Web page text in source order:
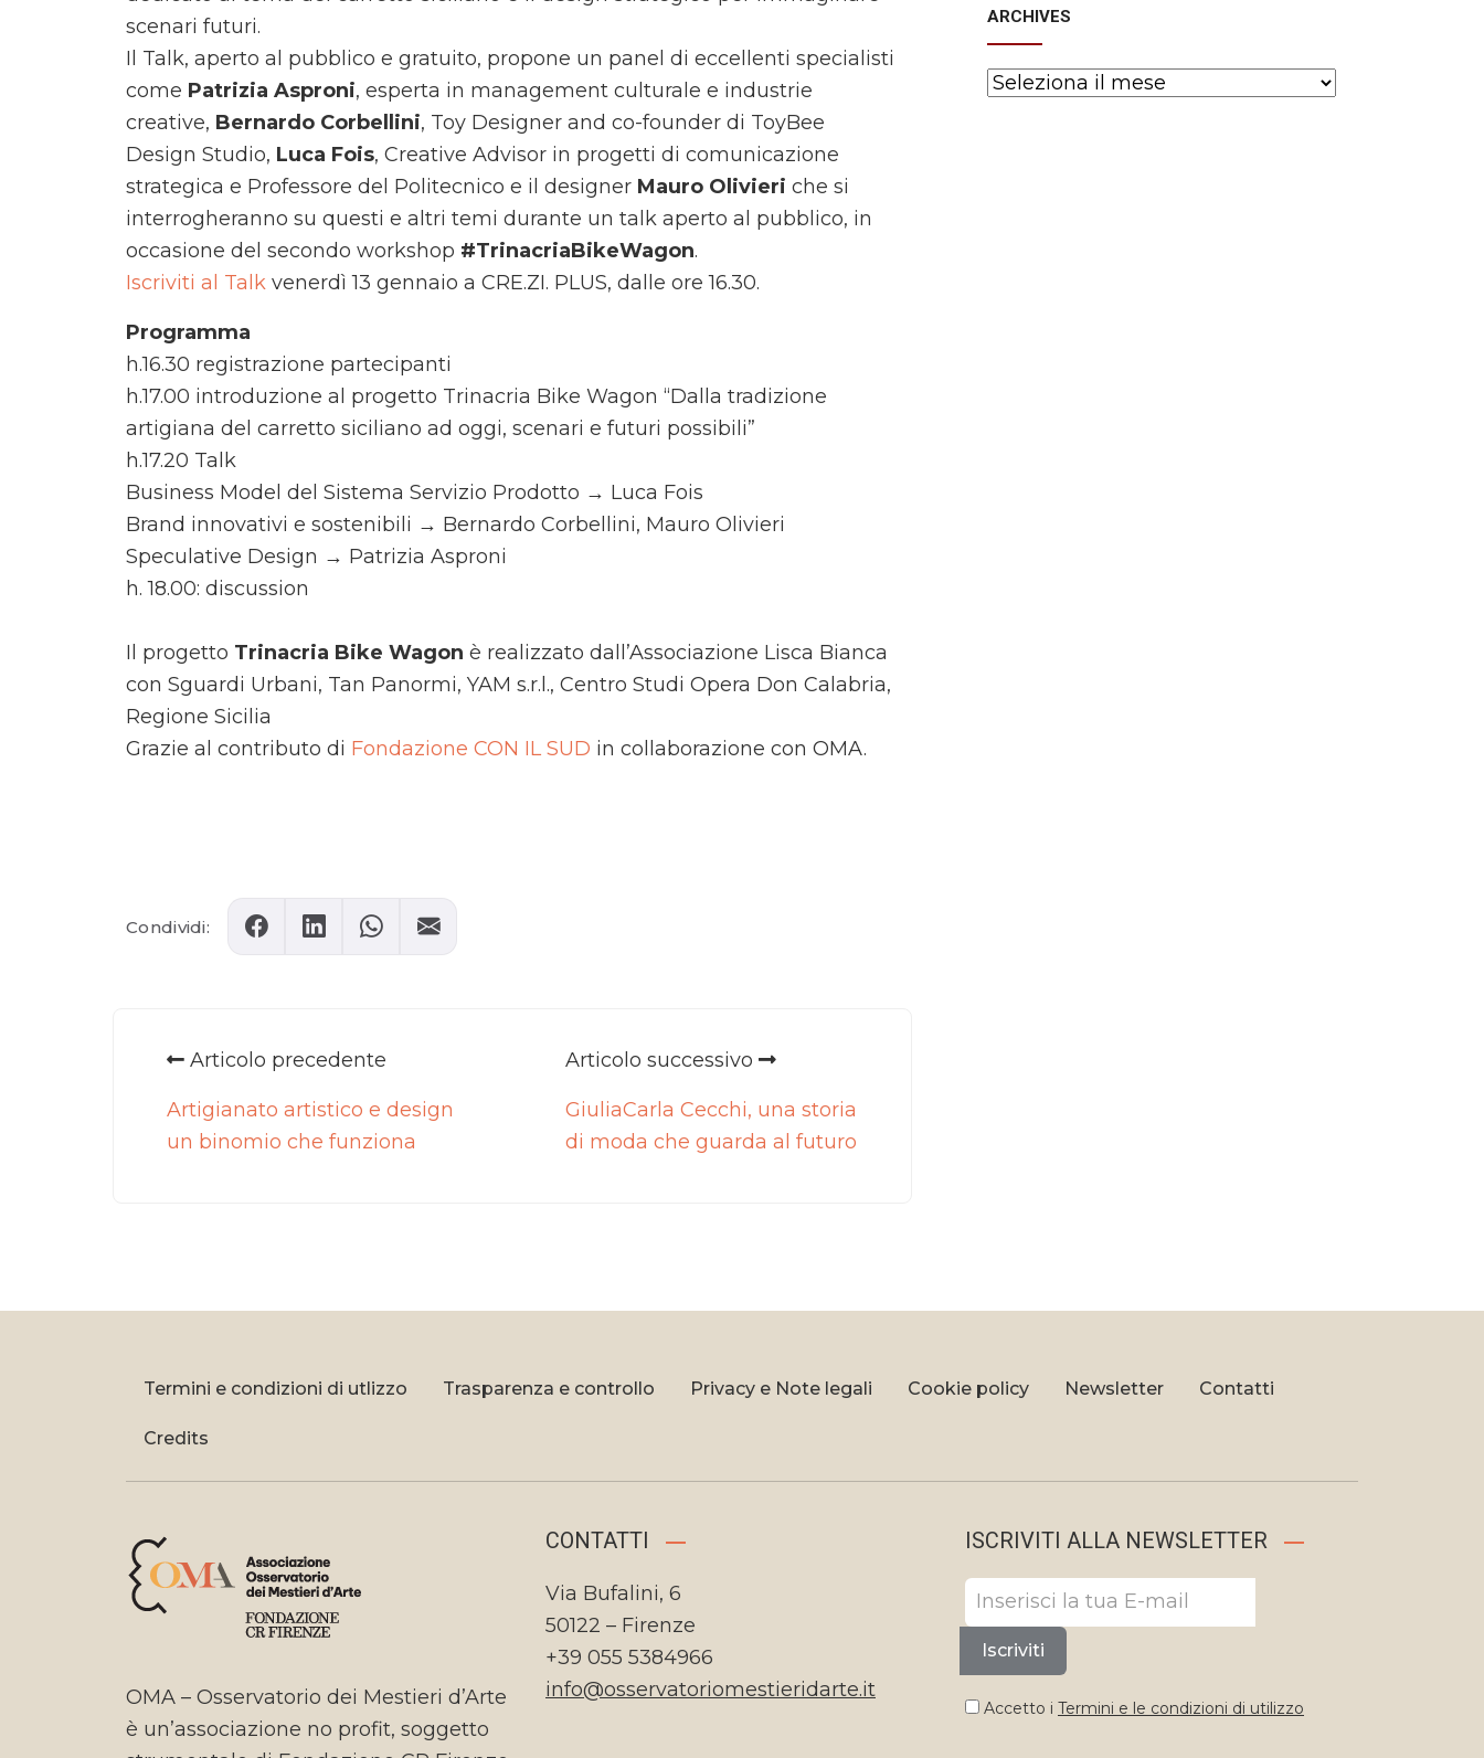
scenari futuri.
Il Talk, aperto al pubblico e gratuito, propone un panel di eccellenti specialisti
come Patrizia Asproni, esperta in management culturale e industrie
creative, Bernardo Corbellini, Toy Designer and co-founder di ToyBee
Design Studio, Luca Fois, Creative Advisor in progetti di comunicazione
strategica e Professore del Politecnico e il designer Mauro Olivieri che si
interrogheranno su questi e altri temi durante un talk aperto al pubblico, in
occasione del secondo workshop #TrinacriaBikeWagon.
Iscriviti al Talk venerdì 13 gennaio a CRE.ZI. PLUS, dalle ore 16.30.
Programma
h.16.30 registrazione partecipanti
h.17.00 introduzione al progetto Trinacria Bike Wagon “Dalla tradizione
artigiana del carretto siciliano ad oggi, scenari e futuri possibili”
h.17.20 Talk
Business Model del Sistema Servizio Prodotto → Luca Fois
Brand innovativi e sostenibili → Bernardo Corbellini, Mauro Olivieri
Speculative Design → Patrizia Asproni
h. 18.00: discussion
Il progetto Trinacria Bike Wagon è realizzato dall’Associazione Lisca Bianca
con Sguardi Urbani, Tan Panormi, YAM s.r.l., Centro Studi Opera Don Calabria,
Regione Sicilia
Grazie al contributo di Fondazione CON IL SUD in collaborazione con OMA.
Condividi:
Articolo precedente
Artigianato artistico e design
un binomio che funziona
Articolo successivo
GiuliaCarla Cecchi, una storia
di moda che guarda al futuro
ARCHIVES
Archives
Termini e condizioni di utlizzo Trasparenza e controllo Privacy e Note legali Cookie policy Newsletter Contatti
Credits
OMA – Osservatorio dei Mestieri d’Arte
è un’associazione no profit, soggetto
CONTATTI
Via Bufalini, 6
50122 – Firenze
+39 055 5384966
info@osservatoriomestieridarte.it
ISCRIVITI ALLA NEWSLETTER
Iscriviti
Accetto i Termini e le condizioni di utilizzo